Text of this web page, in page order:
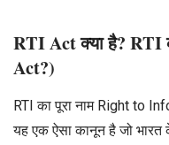
RTI Act क्या है? RTI
Act?)
RTI का पूरा नाम Right to
यह एक ऐसा कानून है जो भारत